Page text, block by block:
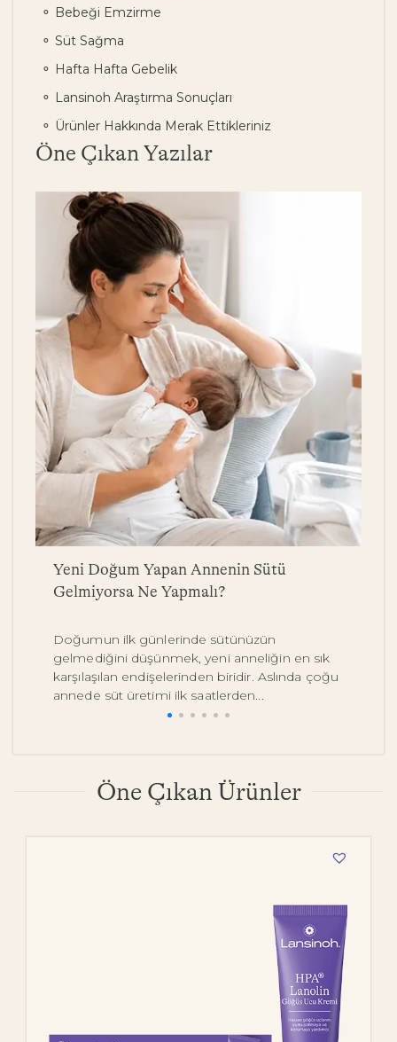
Bebeği Emzirme
Süt Sağma
Hafta Hafta Gebelik
Lansinoh Araştırma Sonuçları
Ürünler Hakkında Merak Ettikleriniz
Öne Çıkan Yazılar
Yeni Doğum Yapan Annenin Sütü
Gelmiyorsa Ne Yapmalı?
Doğumun ilk günlerinde sütünüzün
gelmediğini düşünmek, yeni anneliğin en sık
karşılaşılan endişelerinden biridir. Aslında çoğu
annede süt üretimi ilk saatlerden...
Öne Çıkan Ürünler